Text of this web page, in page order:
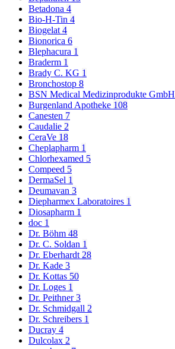
Betadona 4
Bio-H-Tin 4
Biogelat 4
Bionorica 6
Blephacura 1
Braderm 1
Brady C. KG 1
Bronchostop 8
BSN Medical Medizinprodukte GmbH
Burgenland Apotheke 108
Canesten 7
Caudalie 2
CeraVe 18
Cheplapharm 1
Chlorhexamed 5
Compeed 5
DermaSel 1
Deumavan 3
Diepharmex Laboratoires 1
Diosapharm 1
doc 1
Dr. Böhm 48
Dr. C. Soldan 1
Dr. Eberhardt 28
Dr. Kade 3
Dr. Kottas 50
Dr. Loges 1
Dr. Peithner3
Dr. Schmidgall 2
Dr. Schreibers 1
Ducray 4
Dulcolax 2